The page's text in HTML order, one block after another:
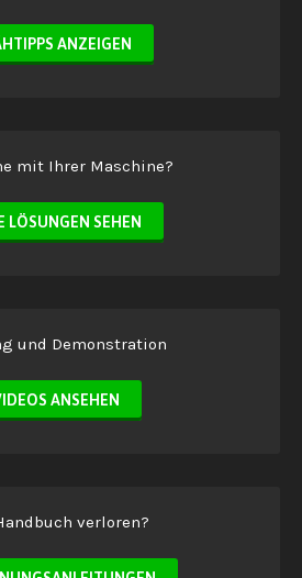
ANZEIGEN
mit Ihrer Maschine?
LÖSUNGEN SEHEN
und Demonstration
ANSEHEN
verloren?